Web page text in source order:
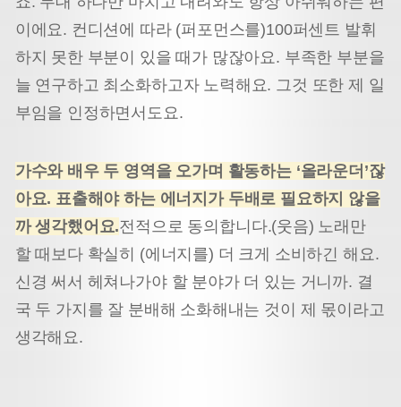
이에요. 컨디션에 따라 (퍼포먼스를)100퍼센트 발휘
하지 못한 부분이 있을 때가 많잖아요. 부족한 부분을
늘 연구하고 최소화하고자 노력해요. 그것 또한 제 일
부임을 인정하면서도요.
가수와 배우 두 영역을 오가며 활동하는 ‘올라운더 ’잖
아요. 표출해야 하는 에너지가 두배로 필요하지 않을
까 생각했어요.전적으로 동의합니다.(웃음) 노래만
할 때보다 확실히 (에너지를) 더 크게 소비하긴 해요.
신경 써서 헤쳐나가야 할 분야가 더 있는 거니까. 결
국 두 가지를 잘 분배해 소화해내는 것이 제 몫이라고
생각해요.